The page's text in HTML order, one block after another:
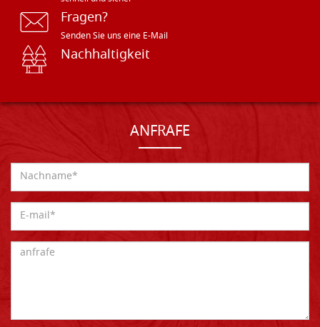
Fragen?
Senden Sie uns eine E-Mail
Nachhaltigkeit
ANFRAFE